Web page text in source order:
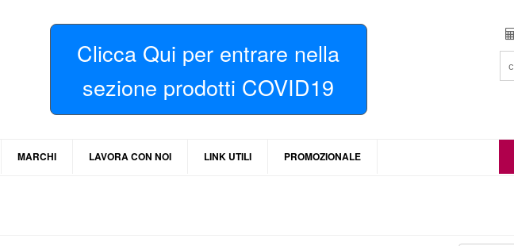
Clicca Qui per entrare nella
sezione prodotti COVID19
MARCHI LAVORA CON NOI LINK UTILI PROMOZIONALE